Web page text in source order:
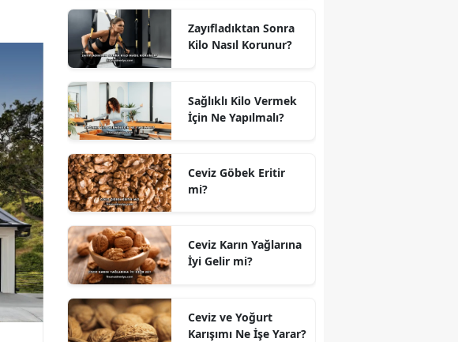
Zayıfladıktan Sonra
Kilo Nasıl Korunur?
Sağlıklı Kilo Vermek
İçin Ne Yapılmalı?
Ceviz Göbek Eritir
mi?
Ceviz Karın Yağlarına
İyi Gelir mi?
Ceviz ve Yoğurt
Karışımı Ne İşe Yarar?